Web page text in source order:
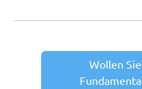
Wollen